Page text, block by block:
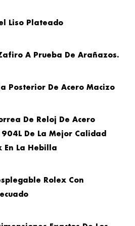
Liso Plateado
A Prueba De Arañazos.
Posterior De Acero Macizo
De Reloj De Acero
De La Mejor Calidad
En La Hebilla
Rolex Con